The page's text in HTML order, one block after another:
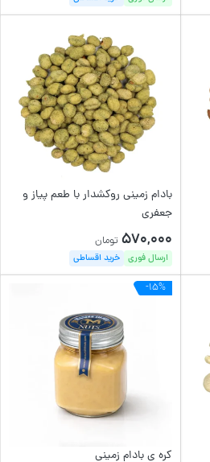
بادام زمینی روکشدار با طعم پیاز و
جعفری
570,000 تومان
ارسال فوری خرید اقساطی
-15%
کره ی بادام زمینی